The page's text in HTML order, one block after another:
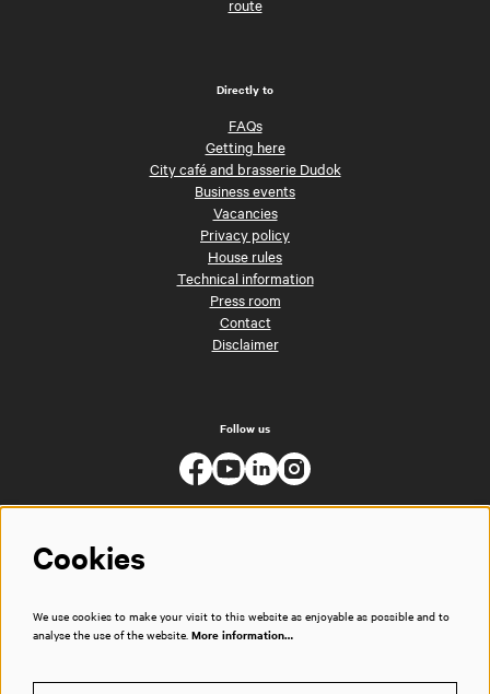
route
Directly to
FAQs
Getting here
City café and brasserie Dudok
Business events
Vacancies
Privacy policy
House rules
Technical information
Press room
Contact
Disclaimer
Follow us
Cookies
We use cookies to make your visit to this website as enjoyable as possible and to
analyse the use of the website. More information…